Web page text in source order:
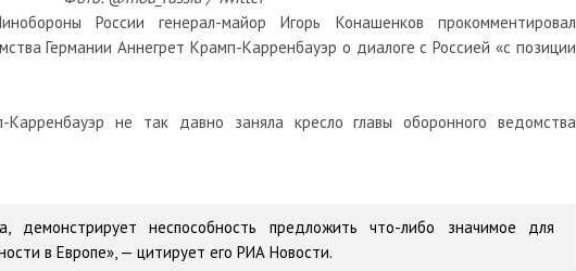
России генерал-майор Игорь Конашенков прокомментировал
Германии Аннегрет Крамп-Карренбауэр о диалоге с Россией «с позиции
не так давно заняла кресло главы оборонного ведомства
демонстрирует неспособность предложить что-либо значимое для
в Европе», — цитирует его РИА Новости.